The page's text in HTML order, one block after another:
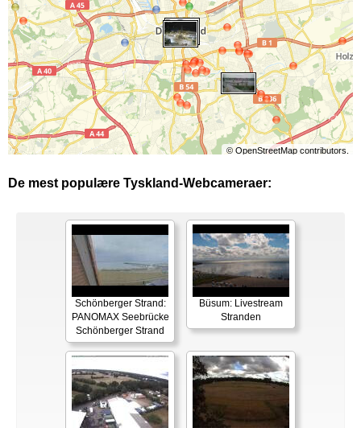
© OpenStreetMapcontributors.
De mest populære Tyskland-Webcameraer:
Schönberger Strand:
PANOMAX Seebrücke
Schönberger Strand
Büsum: Livestream
Stranden